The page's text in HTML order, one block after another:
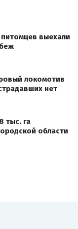
выехали
локомотив
нет
тыс. га
области